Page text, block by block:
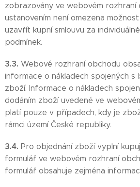
zobrazovány ve webovém rozhraní
ustanovením není omezena
uzavřít kupní smlouvu za
podmínek.
3.3. Webové rozhraní obchodu
informace o nákladech spojených s
zboží. Informace o nákladech
dodáním zboží uvedené ve
platí pouze v případech, kdy je
rámci území České republiky.
3.4. Pro objednání zboží vyplní
formulář ve webovém rozhraní
formulář obsahuje zejména